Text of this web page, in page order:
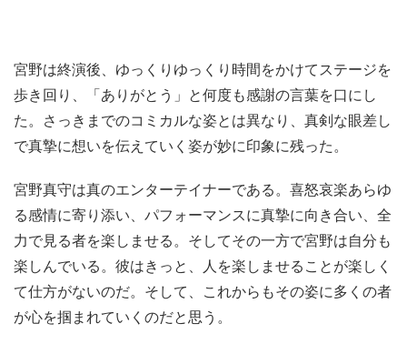
宮野は終演後、ゆっくりゆっくり時間をかけてステージを
歩き回り、「ありがとう」と何度も感謝の言葉を口にし
た。さっきまでのコミカルな姿とは異なり、真剣な眼差し
で真摯に想いを伝えていく姿が妙に印象に残った。
宮野真守は真のエンターテイナーである。喜怒哀楽あらゆ
る感情に寄り添い、パフォーマンスに真摯に向き合い、全
力で見る者を楽しませる。そしてその一方で宮野は自分も
楽しんでいる。彼はきっと、人を楽しませることが楽しく
て仕方がないのだ。そして、これからもその姿に多くの者
が心を掴まれていくのだと思う。